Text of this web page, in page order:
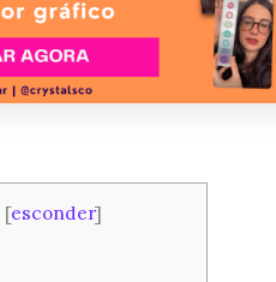
[esconder]